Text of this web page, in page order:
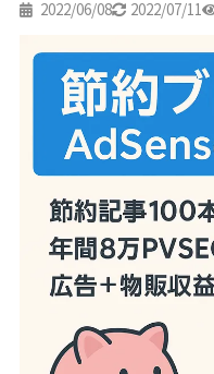
2022/06/08 2022/07/11